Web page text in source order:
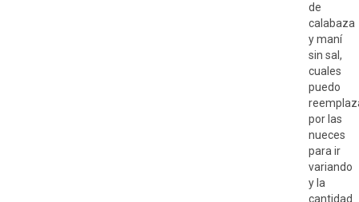
de
calabaza
y maní
sin sal,
cuales
puedo
por las
nueces
para ir
variando
y la
cantidad